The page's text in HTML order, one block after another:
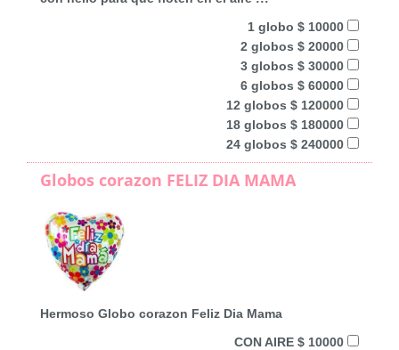
1 globo $ 10000
2 globos $ 20000
3 globos $ 30000
6 globos $ 60000
12 globos $ 120000
18 globos $ 180000
24 globos $ 240000
Globos corazon FELIZ DIA MAMA
Hermoso Globo corazon Feliz Dia Mama
CON AIRE $ 10000